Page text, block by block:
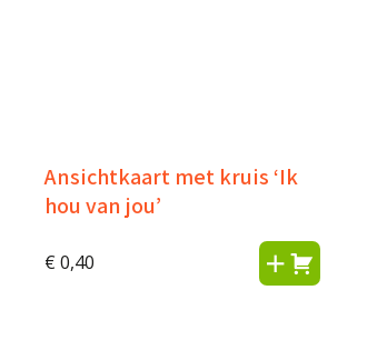
Ansichtkaart met kruis ‘Ik
hou van jou’
€ 0,40